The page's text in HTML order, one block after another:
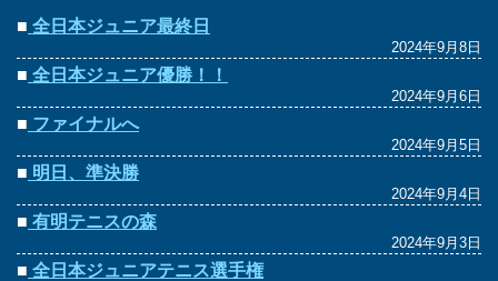
■ 全日本ジュニア最終日
2024年9月8日
■ 全日本ジュニア優勝！！
2024年9月6日
■ ファイナルへ
2024年9月5日
■ 明日、準決勝
2024年9月4日
■ 有明テニスの森
2024年9月3日
■ 全日本ジュニアテニス選手権